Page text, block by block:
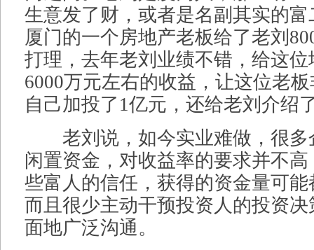
生意发了财，或者是名副其实的富
厦门的一个房地产老板给了老刘
打理，去年老刘业绩不错，给这
6000万元左右的收益，让这位老
自己加投了1亿元，还给老刘介绍
老刘说，如今实业难做，很多
闲置资金，对收益率的要求并不
些富人的信任，获得的资金量可
而且很少主动干预投资人的投资
面地广泛沟通。